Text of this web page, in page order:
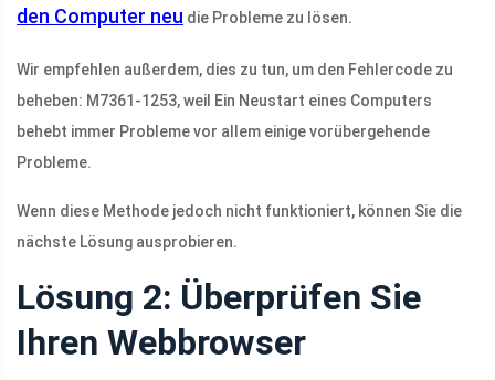
den Computer neu die Probleme zu lösen.
Wir empfehlen außerdem, dies zu tun, um den Fehlercode zu
beheben: M7361-1253, weil Ein Neustart eines Computers
behebt immer Probleme vor allem einige vorübergehende
Probleme.
Wenn diese Methode jedoch nicht funktioniert, können Sie die
nächste Lösung ausprobieren.
Lösung 2: Überprüfen Sie
Ihren Webbrowser